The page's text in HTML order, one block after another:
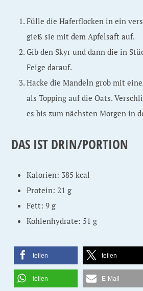
Fülle die Haferflocken in ein
gieß sie mit dem Apfelsaft auf.
Gib den Skyr und dann die in
Feige darauf.
Hacke die Mandeln grob mit
als Topping auf die Oats.
es bis zum nächsten Morgen in
DAS IST DRIN/PORTION
Kalorien: 385 kcal
Protein: 21 g
Fett: 9 g
Kohlenhydrate: 51 g
teilen teilen
teilen E-Mail